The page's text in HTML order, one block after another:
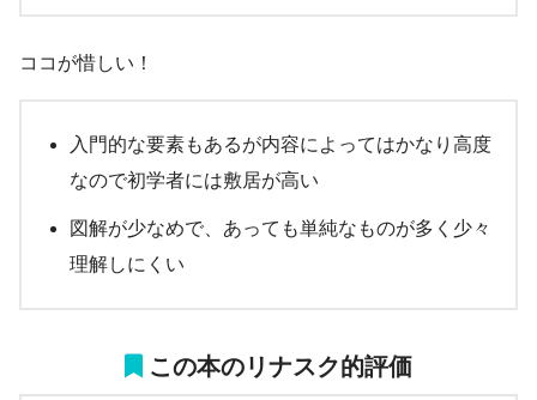
ココが惜しい！
入門的な要素もあるが内容によってはかなり高度
なので初学者には敷居が高い
図解が少なめで、あっても単純なものが多く少々
理解しにくい
この本のリナスク的評価